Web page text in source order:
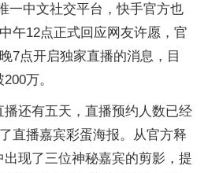
一中文社交平台，快手官方也
午12点正式回应网友许愿，官
7点开启独家直播的消息，目
万。
播还有五天，直播预约人数已经
直播嘉宾彩蛋海报。从官方释
现了三位神秘嘉宾的剪影，提